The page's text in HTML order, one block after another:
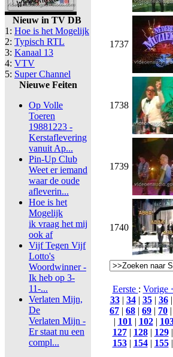
Nieuw in TV DB
1: Hoe is het Mogelijk
2: Typisch RTL
3: Kanaal 13
4: VTV
5: Super Channel
Nieuwe Feiten
Op Volle
Toeren
19881223 -
Kerstaflevering
vanuit Ap...
Pin-Up Club
Weet er iemand
waar de oude
afleverin...
Hoe is het
Mogelijk
ik vraag het mij
ook af
Vijf Tegen Vijf
Lotto's
Woordwinner -
Ik heb op 3-
11-...
Verlaten Mijn,
De
Verlaten Mijn -
Er staat nu een
compl...
1737
1738
1739
1740
Eerste : Vorige
33| 34| 35| 36|
67 | 68 | 69 | 70 |
| 101| 102|
127| 128| 129|
153| 154| 155|